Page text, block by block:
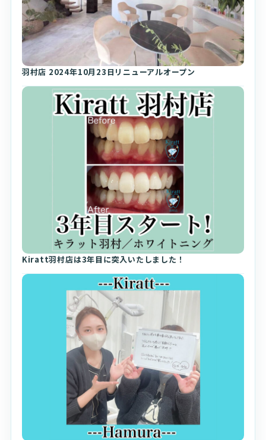
羽村店 2024年10月23日リニューアルオープン
Kiratt羽村店は3年目に突入いたしました！